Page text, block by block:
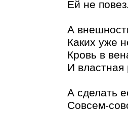
Ей не
А
Каких уже
Кровь в
И властная
А сделать
Совсем-